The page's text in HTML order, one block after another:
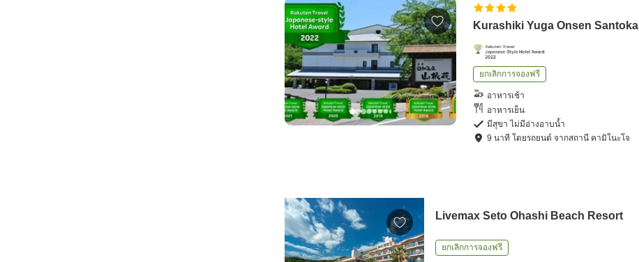
Kurashiki Yuga Onsen Santoka
ยกเลิกการจองฟรี
อาหารเช้า
อาหารเย็น
มีสุขา ไม่มีอ่างอาบน้ำ
9 นาที โดยรถยนต์ จากสถานี คามิโนะโจ
Livemax Seto Ohashi Beach Resort
ยกเลิกการจองฟรี